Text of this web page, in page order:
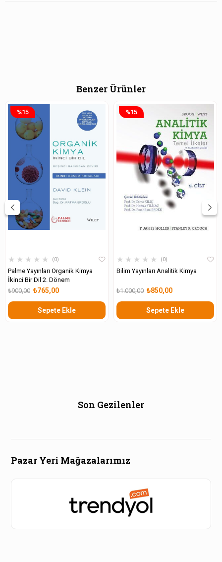
Benzer Ürünler
★ ★ ★ ★ ★ 0
Palme Yayınları Organik Kimya
İkinci Bir Dil 2. Dönem
₺765,00
₺900,00
Sepete Ekle
%15
★ ★ ★ ★ ★ 0
Bilim Yayınları Analitik Kimya
₺850,00
₺1.000,00
Sepete Ekle
%15
Son Gezilenler
Pazar Yeri Mağazalarımız